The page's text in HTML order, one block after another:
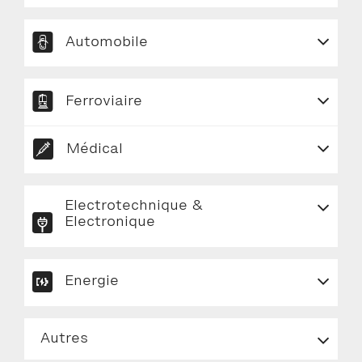
Automobile
Ferroviaire
Médical
Electrotechnique &
Electronique
Energie
Autres